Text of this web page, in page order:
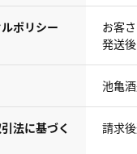
ポリシー
お客
発送
池亀
法に基づく
請求